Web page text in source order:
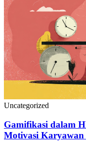
Uncategorized
Gamifikasi dalam
Motivasi Karyawan